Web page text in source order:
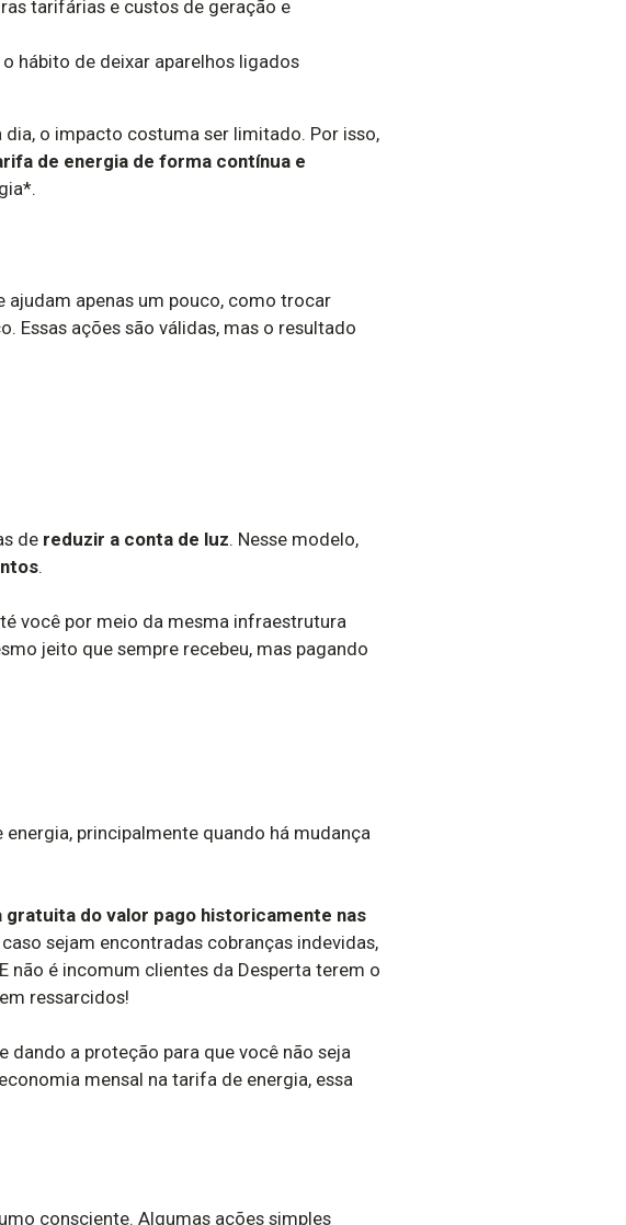
tarifárias e custos de geração e
hábito de deixar aparelhos ligados
o impacto costuma ser limitado. Por isso,
de energia de forma contínua e
ajudam apenas um pouco, como trocar
Essas ações são válidas, mas o resultado
de reduzir a conta de luz. Nesse modelo,
.
você por meio da mesma infraestrutura
jeito que sempre recebeu, mas pagando
energia, principalmente quando há mudança
gratuita do valor pago historicamente nas
sejam encontradas cobranças indevidas,
não é incomum clientes da Desperta terem o
ressarcidos!
dando a proteção para que você não seja
mensal na tarifa de energia, essa
consciente. Algumas ações simples